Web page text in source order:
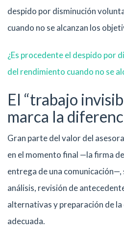
despido por disminución
cuando no se alcanzan los
¿Es procedente el despido por
del rendimiento cuando no se
El “trabajo
marca la
Gran parte del valor del
en el momento final —la firma
entrega de una
análisis, revisión de
alternativas y preparación de
adecuada.